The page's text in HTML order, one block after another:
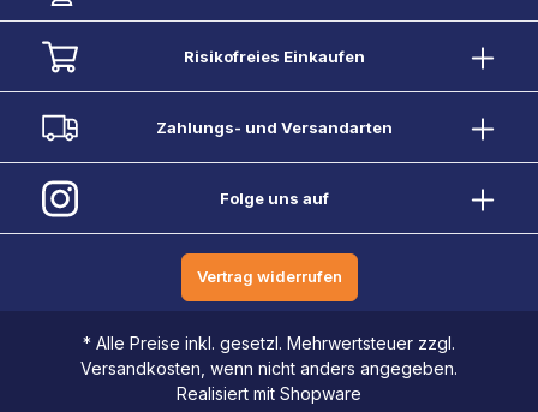
Risikofreies Einkaufen
Zahlungs- und Versandarten
Folge uns auf
Vertrag widerrufen
* Alle Preise inkl. gesetzl. Mehrwertsteuer zzgl.
Versandkosten, wenn nicht anders angegeben.
Realisiert mit Shopware